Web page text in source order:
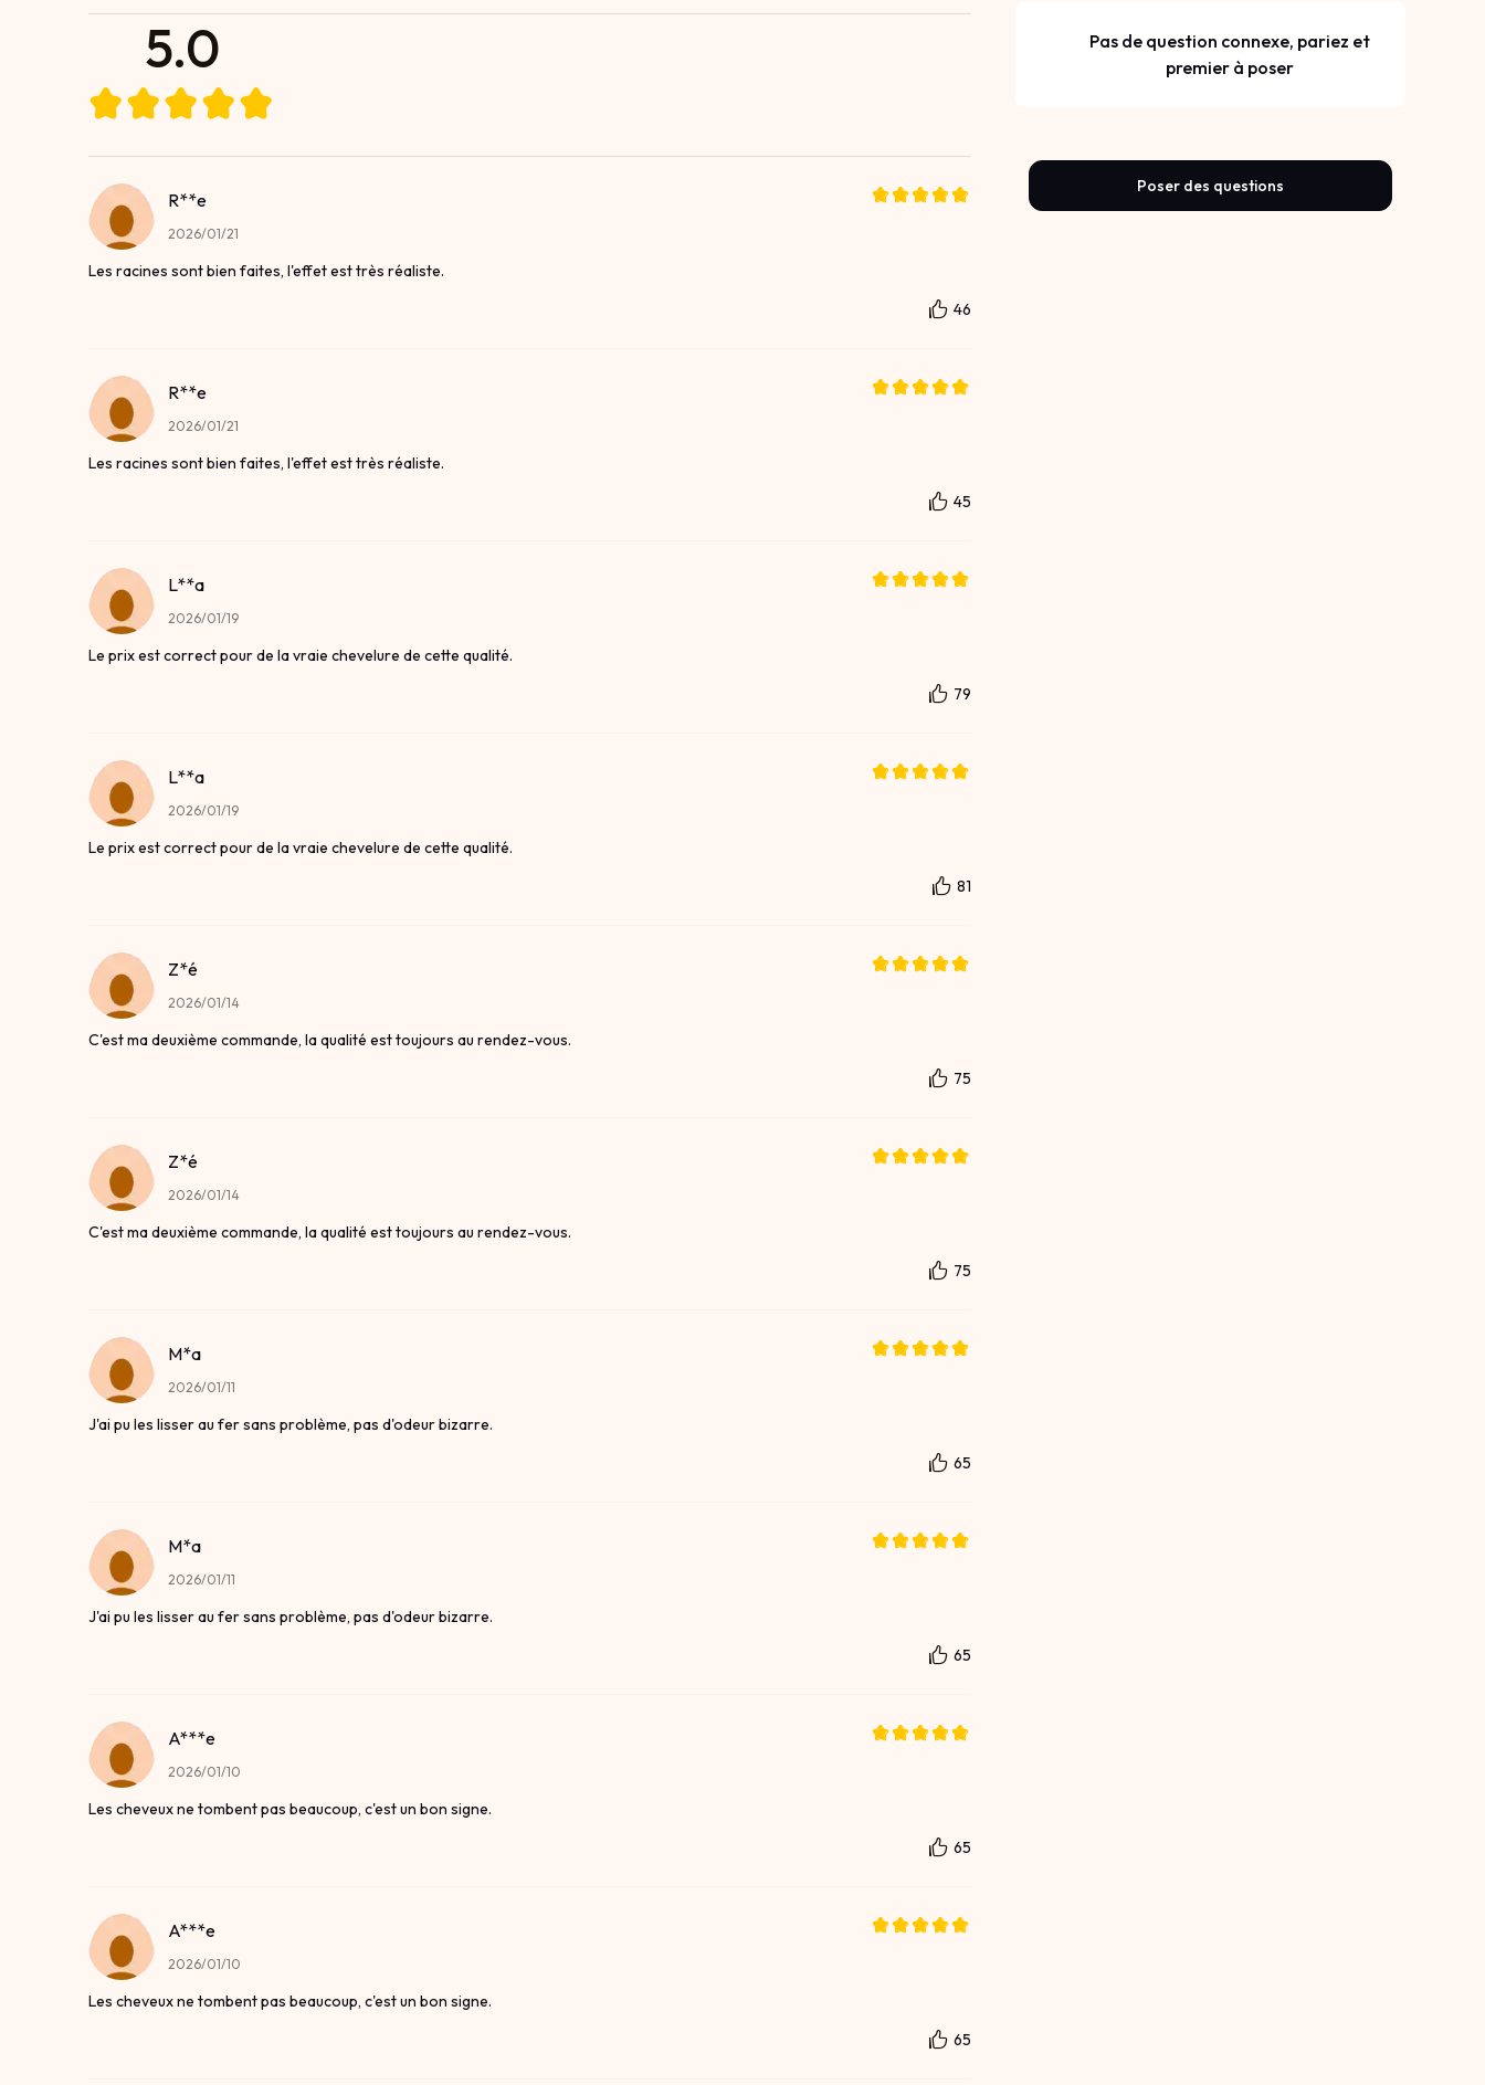
5.0
R**e
2026/01/21
Les racines sont bien faites, l'effet est très réaliste.
46
R**e
2026/01/21
Les racines sont bien faites, l'effet est très réaliste.
45
L**a
2026/01/19
Le prix est correct pour de la vraie chevelure de cette qualité.
79
L**a
2026/01/19
Le prix est correct pour de la vraie chevelure de cette qualité.
81
Z*é
2026/01/14
C'est ma deuxième commande, la qualité est toujours au rendez-vous.
75
Z*é
2026/01/14
C'est ma deuxième commande, la qualité est toujours au rendez-vous.
75
M*a
2026/01/11
J'ai pu les lisser au fer sans problème, pas d'odeur bizarre.
65
M*a
2026/01/11
J'ai pu les lisser au fer sans problème, pas d'odeur bizarre.
65
A***e
2026/01/10
Les cheveux ne tombent pas beaucoup, c'est un bon signe.
65
A***e
2026/01/10
Les cheveux ne tombent pas beaucoup, c'est un bon signe.
65
Pas de question connexe, pariez et
premier à poser
Poser des questions